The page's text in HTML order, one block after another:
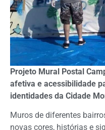
Projeto Mural Postal
afetiva e acessibilidade
identidades da Cidade
Muros de diferentes
novas cores, histórias e